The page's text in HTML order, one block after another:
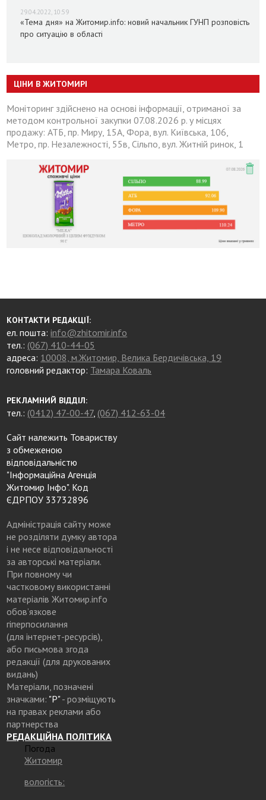
29.04.2022, 10:59
«Тема дня» на Житомир.info: новий начальник ГУНП розповість
про ситуацію в області
ЦІНИ В ЖИТОМИРІ
Моніторинг здійснено на основі інформації, отриманої за
методом контрольної закупки 07.08.2026 р. у місцях
продажу: АТБ, пр. Миру, 15А, Фора, вул. Київська, 106,
Метро, пр. Незалежності, 55в, Сільпо, вул. Житній ринок, 1
КОНТАКТИ РЕДАКЦІЇ:
ел. пошта:info@zhitomir.info
тел.: (067) 410-44-05
адреса: 10008, м.Житомир, Велика Бердичівська, 19
головний редактор: Тамара Коваль
РЕКЛАМНИЙ ВІДДІЛ:
тел.: (0412) 47-00-47, (067) 412-63-04
Сайт належить Товариству
з обмеженою
відповідальністю
"Інформаційна Агенція
Житомир Інфо". Код
ЄДРПОУ 33732896
Адміністрація сайту може
не розділяти думку автора
і не несе відповідальності
за авторські матеріали.
При повному чи
частковому використанні
матеріалів Житомир.info
обов’язкове
гіперпосилання
(для інтернет-ресурсів),
або письмова згода
редакції (для друкованих
видань)
Матеріали, позначені
значками: "Р"- розміщують
на правах реклами або
партнерства
РЕДАКЦІЙНА ПОЛІТИКА
Погода
Житомир
вологість: